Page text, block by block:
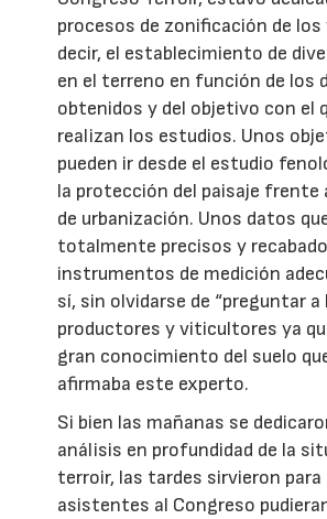
procesos de zonificación de los
decir, el establecimiento de
en el terreno en función de los
obtenidos y del objetivo con el
realizan los estudios. Unos
pueden ir desde el estudio
la protección del paisaje frente
de urbanización. Unos datos
totalmente precisos y
instrumentos de medición
sí, sin olvidarse de “preguntar
productores y viticultores ya
gran conocimiento del suelo
afirmaba este experto.
Si bien las mañanas se
análisis en profundidad de la
terroir, las tardes sirvieron para
asistentes al Congreso